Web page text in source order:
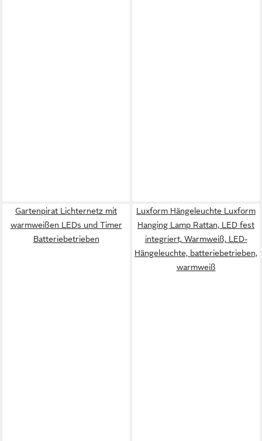
Gartenpirat Lichternetz mit
warmweißen LEDs und Timer
Batteriebetrieben
Luxform Hängeleuchte Luxform
Hanging Lamp Rattan, LED fest
integriert, Warmweiß, LED-
Hängeleuchte, batteriebetrieben,
warmweiß